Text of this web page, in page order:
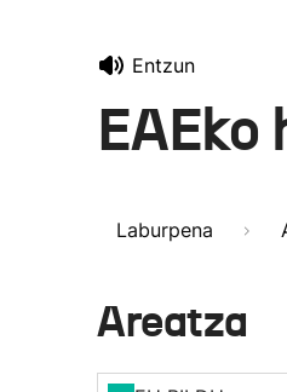
Entzun
Laburpena
Areatza